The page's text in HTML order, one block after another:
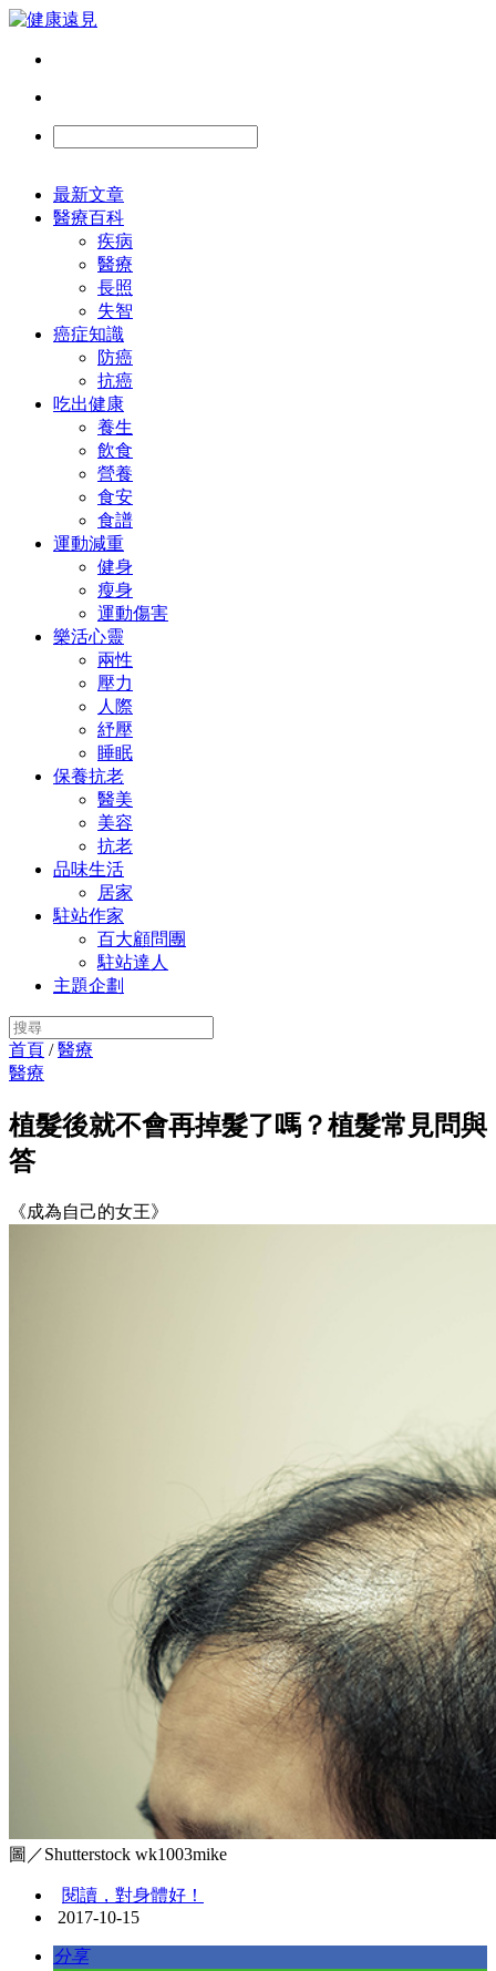
最新文章
醫療百科
疾病
醫療
長照
失智
癌症知識
防癌
抗癌
吃出健康
養生
飲食
營養
食安
食譜
運動減重
健身
瘦身
運動傷害
樂活心靈
兩性
壓力
人際
紓壓
睡眠
保養抗老
醫美
美容
抗老
品味生活
居家
駐站作家
百大顧問團
駐站達人
主題企劃
首頁 /醫療
醫療
植髮後就不會再掉髮了嗎？植髮常見問與
答
《成為自己的女王》
圖／Shutterstock wk1003mike
閱讀，對身體好！
2017-10-15
分享